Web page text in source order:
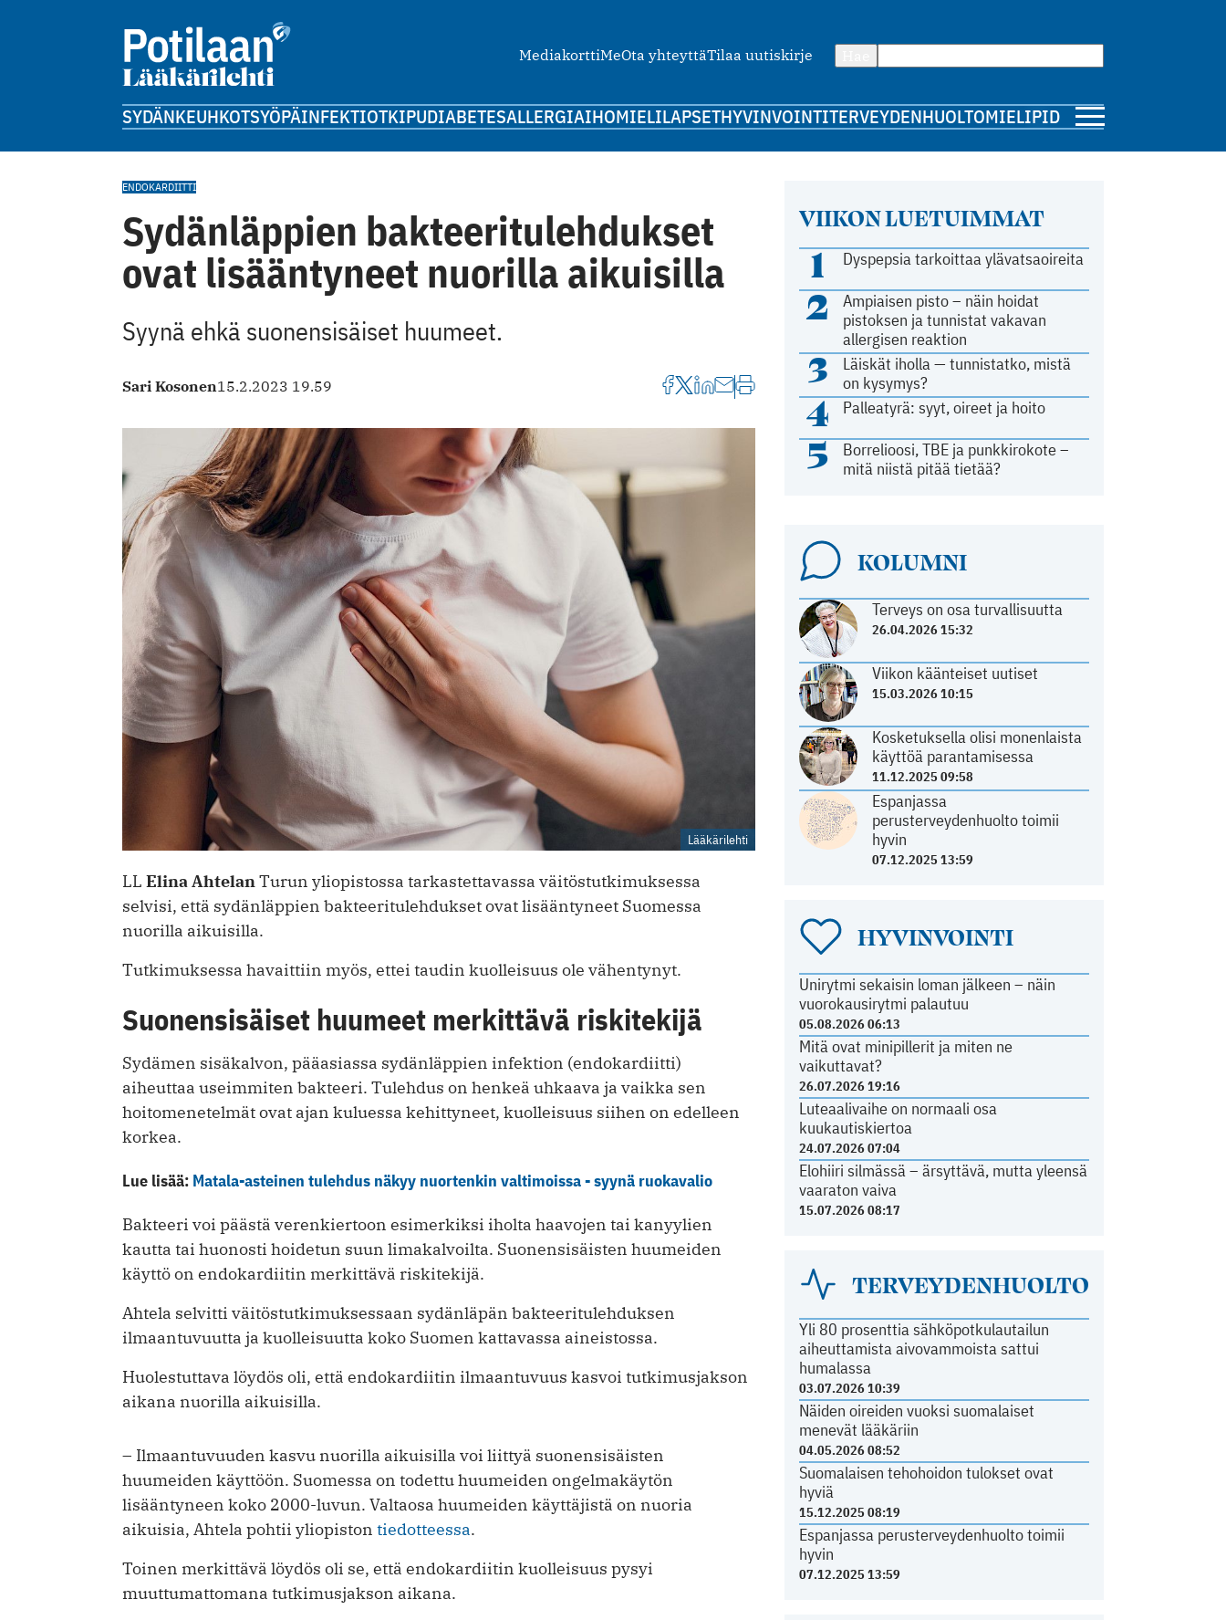
MediakorttiMeOta yhteyttäTilaa uutiskirje
SYDÄNKEUHKOTSYÖPÄINFEKTIOTKIPUDIABETESALLERGIAIHOMIELILAPSETHYVINVOINTITERVEYDENHUOLTOMIELIPIDE
VIIKON LUETUIMMAT
1 Dyspepsia tarkoittaa ylävatsaoireita
2
Ampiaisen pisto – näin hoidat
pistoksen ja tunnistat vakavan
allergisen reaktion
3
Läiskät iholla — tunnistatko, mistä
on kysymys?
4 Palleatyrä: syyt, oireet ja hoito
5
Borrelioosi, TBE ja punkkirokote –
mitä niistä pitää tietää?
KOLUMNI
Terveys on osa turvallisuutta
26.04.2026 15:32
Viikon käänteiset uutiset
15.03.2026 10:15
Kosketuksella olisi monenlaista
käyttöä parantamisessa
11.12.2025 09:58
Espanjassa
perusterveydenhuolto toimii
hyvin
07.12.2025 13:59
HYVINVOINTI
Unirytmi sekaisin loman jälkeen – näin
vuorokausirytmi palautuu
05.08.2026 06:13
Mitä ovat minipillerit ja miten ne
vaikuttavat?
26.07.2026 19:16
Luteaalivaihe on normaali osa
kuukautiskiertoa
24.07.2026 07:04
Elohiiri silmässä – ärsyttävä, mutta yleensä
vaaraton vaiva
15.07.2026 08:17
TERVEYDENHUOLTO
Yli 80 prosenttia sähköpotkulautailun
aiheuttamista aivovammoista sattui
humalassa
03.07.2026 10:39
Näiden oireiden vuoksi suomalaiset
menevät lääkäriin
04.05.2026 08:52
Suomalaisen tehohoidon tulokset ovat
hyviä
15.12.2025 08:19
Espanjassa perusterveydenhuolto toimii
hyvin
07.12.2025 13:59
ENDOKARDIITTI
Sydänläppien bakteeritulehdukset
ovat lisääntyneet nuorilla aikuisilla
Syynä ehkä suonensisäiset huumeet.
Sari Kosonen15.2.2023 19.59
Lääkärilehti
LL Elina AhtelanTurun yliopistossa tarkastettavassa väitöstutkimuksessa
selvisi, että sydänläppien bakteeritulehdukset ovat lisääntyneet Suomessa
nuorilla aikuisilla.
Tutkimuksessa havaittiin myös, ettei taudin kuolleisuus ole vähentynyt.
Suonensisäiset huumeet merkittävä riskitekijä
Sydämen sisäkalvon, pääasiassa sydänläppien infektion (endokardiitti)
aiheuttaa useimmiten bakteeri. Tulehdus on henkeä uhkaava ja vaikka sen
hoitomenetelmät ovat ajan kuluessa kehittyneet, kuolleisuus siihen on edelleen
korkea.
Lue lisää: Matala-asteinen tulehdus näkyy nuortenkin valtimoissa - syynä ruokavalio
Bakteeri voi päästä verenkiertoon esimerkiksi iholta haavojen tai kanyylien
kautta tai huonosti hoidetun suun limakalvoilta. Suonensisäisten huumeiden
käyttö on endokardiitin merkittävä riskitekijä.
Ahtela selvitti väitöstutkimuksessaan sydänläpän bakteeritulehduksen
ilmaantuvuutta ja kuolleisuutta koko Suomen kattavassa aineistossa.
Huolestuttava löydös oli, että endokardiitin ilmaantuvuus kasvoi tutkimusjakson
aikana nuorilla aikuisilla.
– Ilmaantuvuuden kasvu nuorilla aikuisilla voi liittyä suonensisäisten
huumeiden käyttöön. Suomessa on todettu huumeiden ongelmakäytön
lisääntyneen koko 2000-luvun. Valtaosa huumeiden käyttäjistä on nuoria
aikuisia, Ahtela pohtii yliopiston tiedotteessa.
Toinen merkittävä löydös oli se, että endokardiitin kuolleisuus pysyi
muuttumattomana tutkimusjakson aikana.